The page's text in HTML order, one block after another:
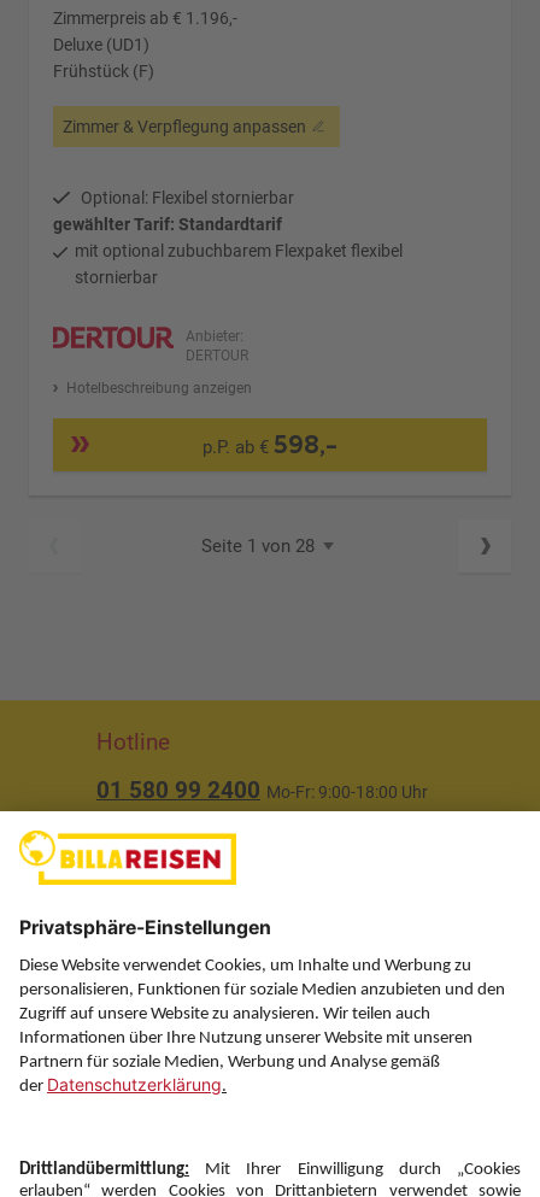
Zimmerpreis ab € 1.196,-
Deluxe (UD1)
Frühstück (F)
Zimmer & Verpflegung anpassen
Optional: Flexibel stornierbar
gewählter Tarif: Standardtarif
mit optional zubuchbarem Flexpaket flexibel
stornierbar
Anbieter:
DERTOUR
Hotelbeschreibung anzeigen
p.P. ab € 598,-
Seite 1 von 28
Hotline
01 580 99 2400 Mo-Fr: 9:00-18:00 Uhr
Über uns
Service
Information
Folgen Sie uns auf
Newsletter: